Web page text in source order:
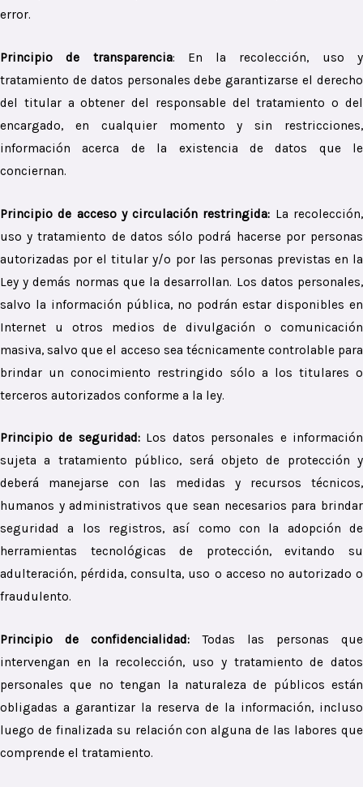
error.
Principio de transparencia: En la recolección, uso y
tratamiento de datos personales debe garantizarse el derecho
del titular a obtener del responsable del tratamiento o del
encargado, en cualquier momento y sin restricciones,
información acerca de la existencia de datos que le
conciernan.
Principio de acceso y circulación restringida: La recolección,
uso y tratamiento de datos sólo podrá hacerse por personas
autorizadas por el titular y/o por las personas previstas en la
Ley y demás normas que la desarrollan. Los datos personales,
salvo la información pública, no podrán estar disponibles en
Internet u otros medios de divulgación o comunicación
masiva, salvo que el acceso sea técnicamente controlable para
brindar un conocimiento restringido sólo a los titulares o
terceros autorizados conforme a la ley.
Principio de seguridad: Los datos personales e información
sujeta a tratamiento público, será objeto de protección y
deberá manejarse con las medidas y recursos técnicos,
humanos y administrativos que sean necesarios para brindar
seguridad a los registros, así como con la adopción de
herramientas tecnológicas de protección, evitando su
adulteración, pérdida, consulta, uso o acceso no autorizado o
fraudulento.
Principio de confidencialidad:
Todas las personas que
intervengan en la recolección, uso y tratamiento de datos
personales que no tengan la naturaleza de públicos están
obligadas a garantizar la reserva de la información, incluso
luego de finalizada su relación con alguna de las labores que
comprende el tratamiento.